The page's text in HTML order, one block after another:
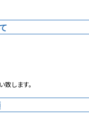
します。